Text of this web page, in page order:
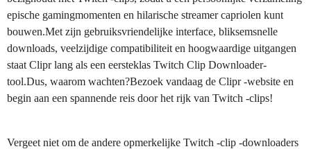
epische gamingmomenten en hilarische streamer capriolen kunt
bouwen.Met zijn gebruiksvriendelijke interface, bliksemsnelle
downloads, veelzijdige compatibiliteit en hoogwaardige uitgangen
staat Clipr lang als een eersteklas Twitch Clip Downloader-
tool.Dus, waarom wachten?Bezoek vandaag de Clipr -website en
begin aan een spannende reis door het rijk van Twitch -clips!
Vergeet niet om de andere opmerkelijke Twitch -clip -downloaders